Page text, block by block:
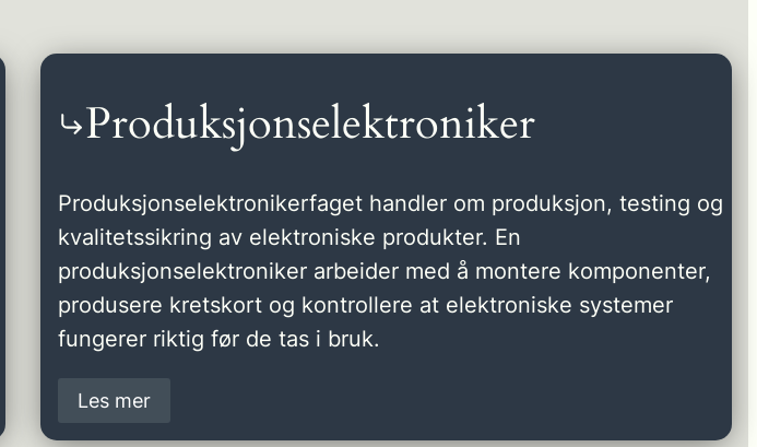
Produksjonselektroniker
Produksjonselektronikerfaget handler om produksjon, testing og
kvalitetssikring av elektroniske produkter. En
produksjonselektroniker arbeider med å montere komponenter,
produsere kretskort og kontrollere at elektroniske systemer
fungerer riktig før de tas i bruk.
Les mer